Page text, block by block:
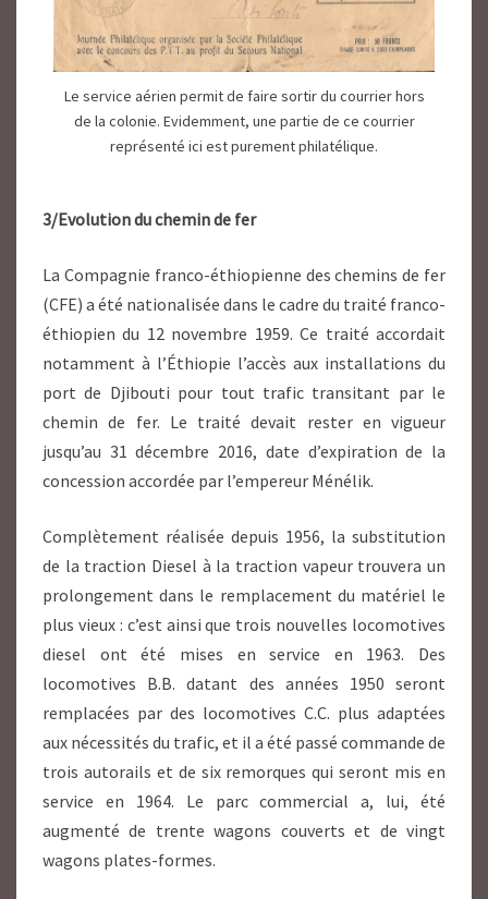
Le service aérien permit de faire sortir du courrier hors
de la colonie. Evidemment, une partie de ce courrier
représenté ici est purement philatélique.
3/Evolution du chemin de fer
La Compagnie franco-éthiopienne des chemins de fer
(CFE) a été nationalisée dans le cadre du traité franco-
éthiopien du 12 novembre 1959. Ce traité accordait
notamment à l’Éthiopie l’accès aux installations du
port de Djibouti pour tout trafic transitant par le
chemin de fer. Le traité devait rester en vigueur
jusqu’au 31 décembre 2016, date d’expiration de la
concession accordée par l’empereur Ménélik.
Complètement réalisée depuis 1956, la substitution
de la traction Diesel à la traction vapeur trouvera un
prolongement dans le remplacement du matériel le
plus vieux : c’est ainsi que trois nouvelles locomotives
diesel ont été mises en service en 1963. Des
locomotives B.B. datant des années 1950 seront
remplacées par des locomotives C.C. plus adaptées
aux nécessités du trafic, et il a été passé commande de
trois autorails et de six remorques qui seront mis en
service en 1964. Le parc commercial a, lui, été
augmenté de trente wagons couverts et de vingt
wagons plates-formes.